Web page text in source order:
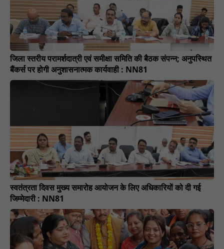
जिला स्तरीय परामर्शदात्री एवं समीक्षा समिति की बैठक संपन्न; अनुपस्थित
बैंकर्स पर होगी अनुशासनात्मक कार्यवाही : NN81
स्वतंत्रता दिवस मुख्य समारोह आयोजन के लिए अधिकारियों को दी गई
जिम्मेदारी : NN81